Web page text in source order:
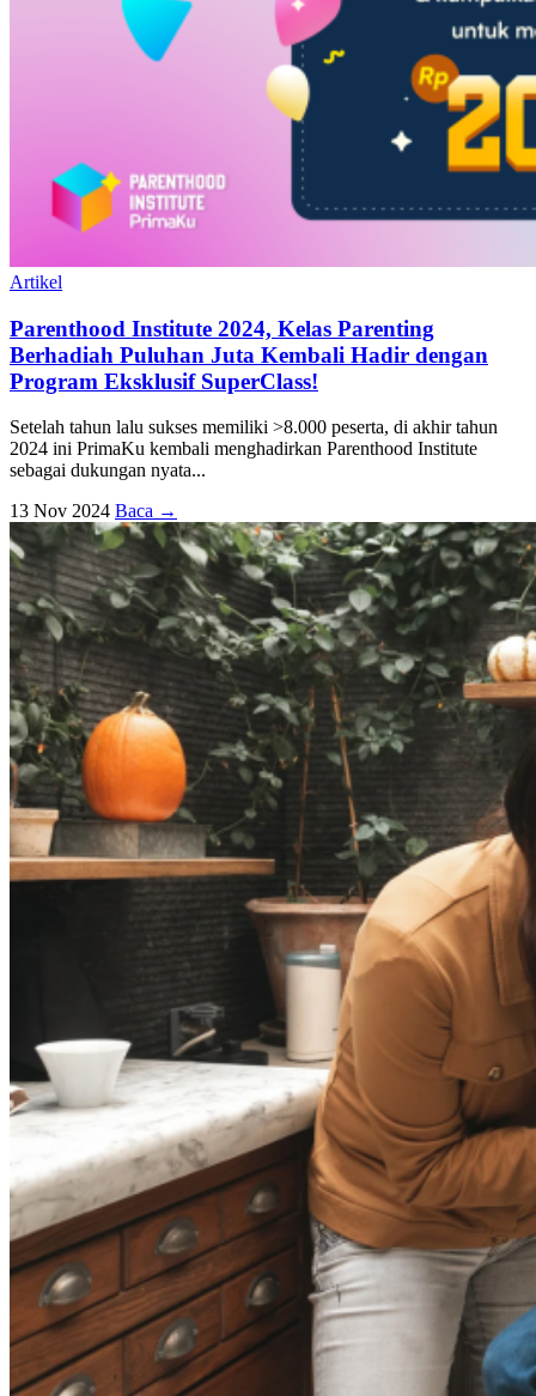
Artikel
Parenthood Institute 2024, Kelas Parenting
Berhadiah Puluhan Juta Kembali Hadir dengan
Program Eksklusif SuperClass!
Setelah tahun lalu sukses memiliki >8.000 peserta, di akhir tahun
2024 ini PrimaKu kembali menghadirkan Parenthood Institute
sebagai dukungan nyata...
13 Nov 2024 Baca →